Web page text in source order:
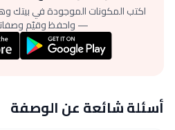
اكتب المكونات الموجودة في بيتك
— واحفظ وقيّم
أسئلة شائعة عن الوصفة